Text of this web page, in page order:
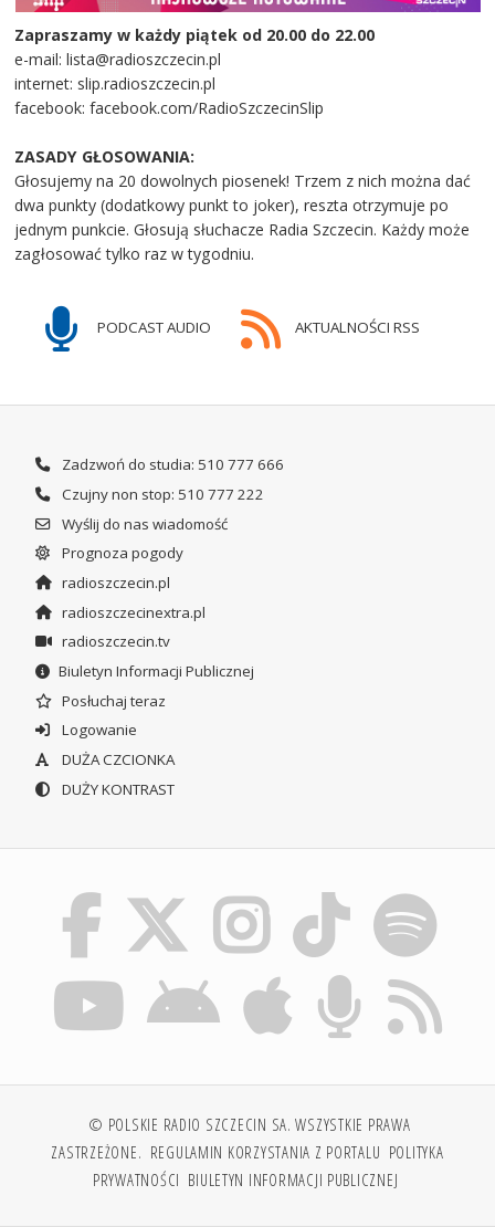
Zapraszamy w każdy piątek od 20.00 do 22.00
e-mail: lista@radioszczecin.pl
internet: slip.radioszczecin.pl
facebook: facebook.com/RadioSzczecinSlip
ZASADY GŁOSOWANIA:
Głosujemy na 20 dowolnych piosenek! Trzem z nich można dać
dwa punkty (dodatkowy punkt to joker), reszta otrzymuje po
jednym punkcie. Głosują słuchacze Radia Szczecin. Każdy może
zagłosować tylko raz w tygodniu.
PODCAST AUDIO AKTUALNOŚCI RSS
Zadzwoń do studia: 510 777 666
Czujny non stop: 510 777 222
Wyślij do nas wiadomość
Prognoza pogody
radioszczecin.pl
radioszczecinextra.pl
radioszczecin.tv
Biuletyn Informacji Publicznej
Posłuchaj teraz
Logowanie
DUŻA CZCIONKA
DUŻY KONTRAST
© POLSKIE RADIO SZCZECIN SA. WSZYSTKIE PRAWA
ZASTRZEŻONE. REGULAMIN KORZYSTANIA Z PORTALU POLITYKA
PRYWATNOŚCI BIULETYN INFORMACJI PUBLICZNEJ